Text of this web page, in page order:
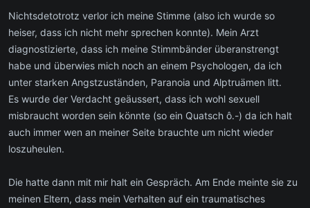
Nichtsdetotrotz verlor ich meine Stimme (also ich wurde so
heiser, dass ich nicht mehr sprechen konnte). Mein Arzt
diagnostizierte, dass ich meine Stimmbänder überanstrengt
habe und überwies mich noch an einem Psychologen, da ich
unter starken Angstzuständen, Paranoia und Alptruämen litt.
Es wurde der Verdacht geäussert, dass ich wohl sexuell
misbraucht worden sein könnte (so ein Quatsch ô.-) da ich halt
auch immer wen an meiner Seite brauchte um nicht wieder
loszuheulen.
Die hatte dann mit mir halt ein Gespräch. Am Ende meinte sie zu
meinen Eltern, dass mein Verhalten auf ein traumatisches